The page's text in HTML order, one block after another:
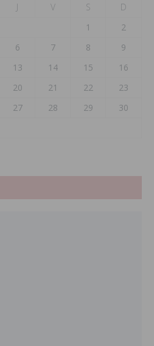
J V S
D
1
2
6 7 8
9
13 14 15
16
20 21 22
23
27 28 29
30